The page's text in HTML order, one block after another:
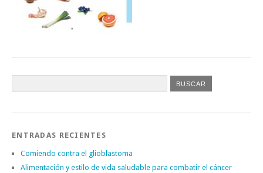
ENTRADAS RECIENTES
Comiendo contra el glioblastoma
Alimentación y estilo de vida saludable para combatir el cáncer